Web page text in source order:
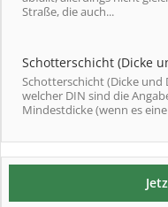
Straße, die auch...
Schotterschicht (Dicke
Schotterschicht (Dicke und
welcher DIN sind die
Mindestdicke (wenn es